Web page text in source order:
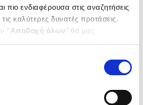
πιο ενδιαφέρουσα στις αναζητήσεις
καλύτερες δυνατές προτάσεις.
‘’Αποδοχή όλων’’ θα μας
επιλέξετε από τα παρακάτω με την
΄΄και να ενημερωθείτε σχετικά με